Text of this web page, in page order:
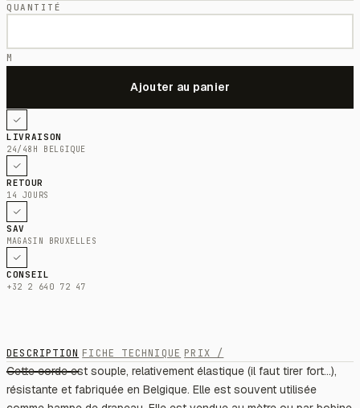
QUANTITÉ
M
LIVRAISON
24/48H BELGIQUE
RETOUR
14 JOURS
SAV
MAGASIN BRUXELLES
CONSEIL
+32 2 640 72 47
DESCRIPTION FICHE TECHNIQUE PRIX /
Cette corde est souple, relativement élastique (il faut tirer fort...),
résistante et fabriquée en Belgique. Elle est souvent utilisée